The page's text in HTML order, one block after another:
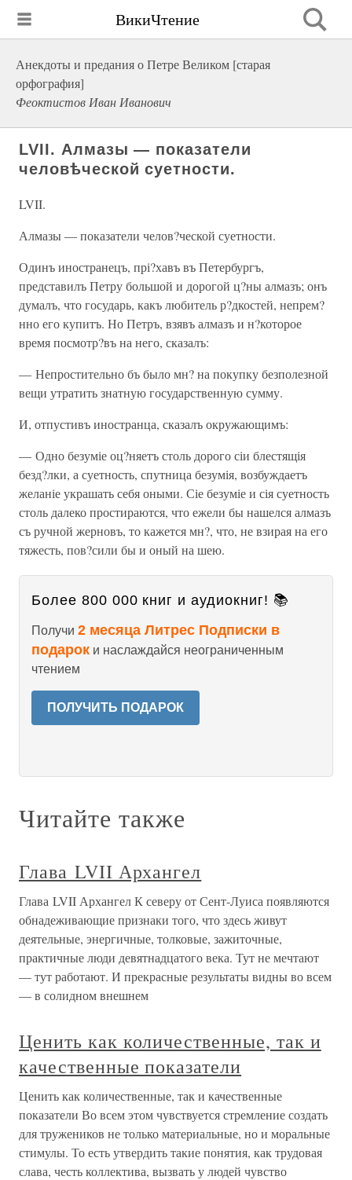
ВикиЧтение
Анекдоты и предания о Петре Великом [старая
орфография]
Феоктистов Иван Иванович
LVII. Алмазы — показатели
человѣческой суетности.
LVII.
Алмазы — показатели челов?ческой суетности.
Одинъ иностранецъ, прі?хавъ въ Петербургъ,
представилъ Петру большой и дорогой ц?ны алмазъ; онъ
думалъ, что государь, какъ любитель р?дкостей, непрем?
нно его купитъ. Но Петръ, взявъ алмазъ и н?которое
время посмотр?въ на него, сказалъ:
— Непростительно бъ было мн? на покупку безполезной
вещи утратить знатную государственную сумму.
И, отпустивъ иностранца, сказалъ окружающимъ:
— Одно безуміе оц?няетъ столь дорого сіи блестящія
безд?лки, а суетность, спутница безумія, возбуждаетъ
желаніе украшать себя оными. Сіе безуміе и сія суетность
столь далеко простираются, что ежели бы нашелся алмазъ
съ ручной жерновъ, то кажется мн?, что, не взирая на его
тяжесть, пов?сили бы и оный на шею.
Более 800 000 книг и аудиокниг! 📚
Получи 2 месяца Литрес Подписки в
подарок и наслаждайся неограниченным
чтением
ПОЛУЧИТЬ ПОДАРОК
Читайте также
Глава LVII Архангел
Глава LVII Архангел К северу от Сент-Луиса появляются
обнадеживающие признаки того, что здесь живут
деятельные, энергичные, толковые, зажиточные,
практичные люди девятнадцатого века. Тут не мечтают
— тут работают. И прекрасные результаты видны во всем
— в солидном внешнем
Ценить как количественные, так и
качественные показатели
Ценить как количественные, так и качественные
показатели Во всем этом чувствуется стремление создать
для тружеников не только материальные, но и моральные
стимулы. То есть утвердить такие понятия, как трудовая
слава, честь коллектива, вызвать у людей чувство